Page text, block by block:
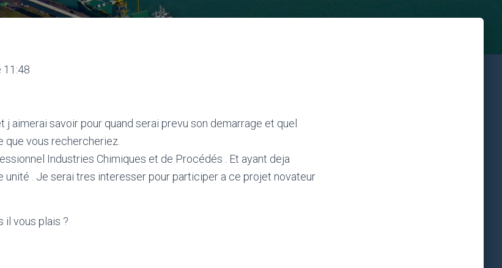
11:48
aimerai savoir pour quand serai prevu son demarrage et quel
vous rechercheriez.
Industries Chimiques et de Procédés . Et ayant deja
unité . Je serai tres interesser pour participer a ce projet novateur
il vous plais ?